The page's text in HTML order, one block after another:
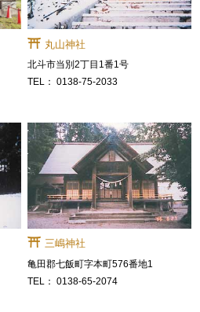
丸山神社
北斗市当別2丁目1番1号
0138-75-2033
三嶋神社
亀田郡七飯町字本町576番地1
0138-65-2074